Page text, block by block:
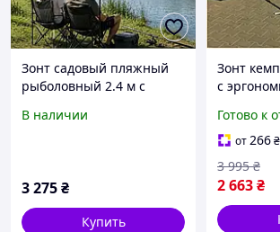
Зонт садовый пляжный
рыболовный 2.4 м с
двойной вентиляцией /
В наличии
3 275₴
Купить
Зонт
с
синий
Готово к
от266₴
2 663₴
3 995 ₴